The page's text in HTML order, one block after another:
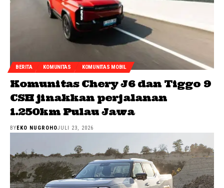
BERITA KOMUNITAS KOMUNITAS MOBIL
Komunitas Chery J6 dan Tiggo 9
CSH jinakkan perjalanan
1.250km Pulau Jawa
BYEKO NUGROHOJULI 23, 2026